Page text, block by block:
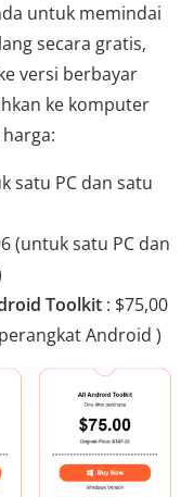
untuk memindai
secara gratis,
versi berbayar
ke komputer
satu PC dan satu
(untuk satu PC dan
Toolkit : $75,00
Android )